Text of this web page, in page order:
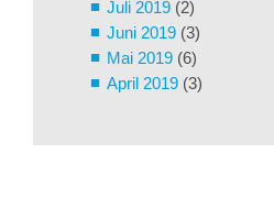
Juli 2019 (2)
Juni 2019 (3)
Mai 2019 (6)
April 2019 (3)